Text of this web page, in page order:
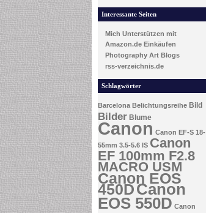
Interessante Seiten
Mich Unterstützen mit
Amazon.de Einkäufen
Photography Art Blogs
rss-verzeichnis.de
Schlagwörter
Barcelona Belichtungsreihe Bild
Bilder Blume
Canon Canon EF-S 18-
55mm 3.5-5.6 IS Canon
EF 100mm F2.8
MACRO USM
Canon EOS
450DCanon
EOS 550D Canon